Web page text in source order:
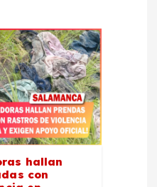
hallan
con